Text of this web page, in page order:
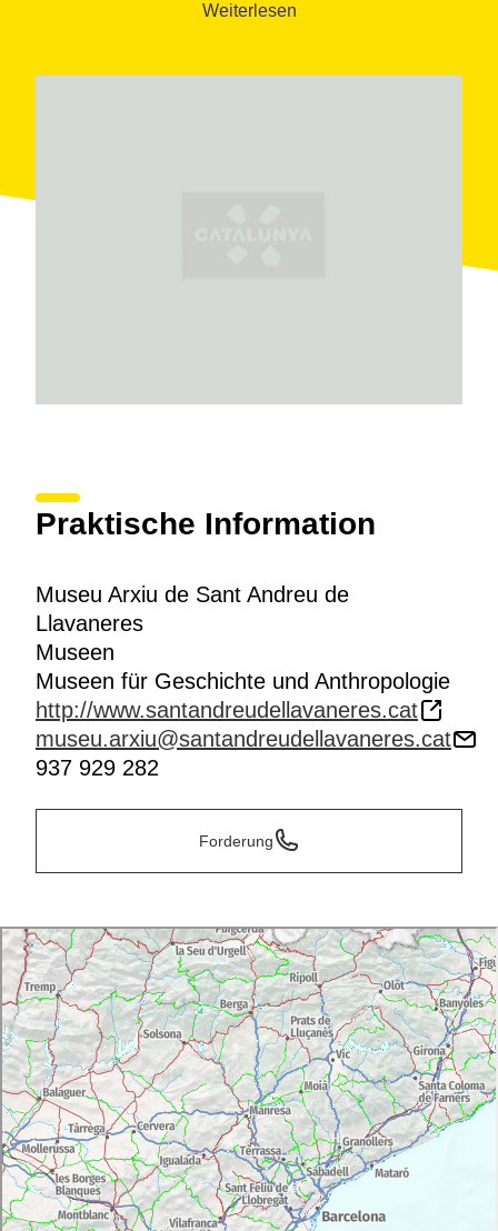
Can Caralt beherbergt ebenfalls ein Gemeindearchiv,
Weiterlesen
Praktische Information
Museu Arxiu de Sant Andreu de
Llavaneres
Museen
Museen für Geschichte und Anthropologie
http://www.santandreudellavaneres.cat
museu.arxiu@santandreudellavaneres.cat
937 929 282
Forderung